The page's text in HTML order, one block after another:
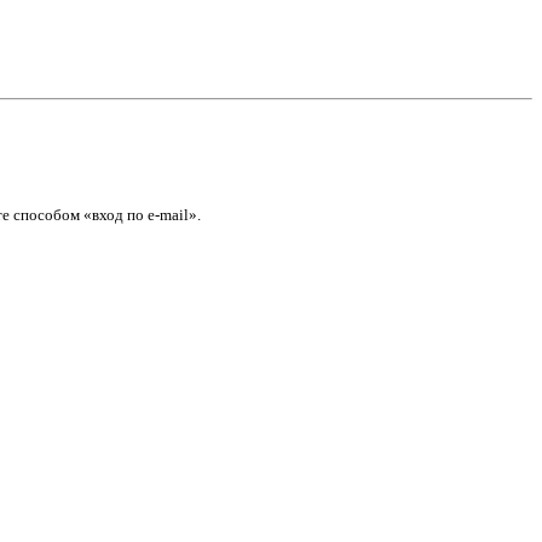
способом «вход по e-mail».